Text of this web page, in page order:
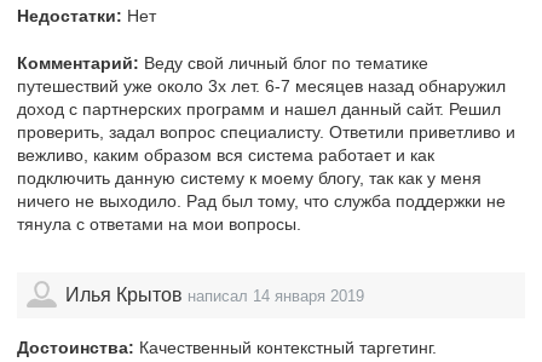
Недостатки: Нет
Комментарий: Веду свой личный блог по тематике
путешествий уже около 3х лет. 6-7 месяцев назад обнаружил
доход с партнерских программ и нашел данный сайт. Решил
проверить, задал вопрос специалисту. Ответили приветливо и
вежливо, каким образом вся система работает и как
подключить данную систему к моему блогу, так как у меня
ничего не выходило. Рад был тому, что служба поддержки не
тянула с ответами на мои вопросы.
Илья Крытов написал 14 января 2019
Достоинства: Качественный контекстный таргетинг.